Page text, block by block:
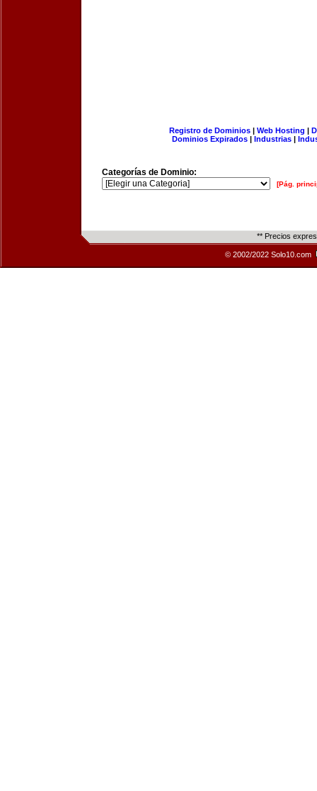
Registro de Dominios| Web Hosting |
Dominios Expirados | Industrias |
Categorías de Dominio:
[Pág.
** Precios
© 2002/2022 Solo10.com